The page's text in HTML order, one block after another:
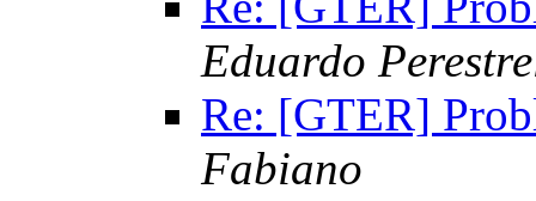
Eduardo
Re: [GTER]
Fabiano